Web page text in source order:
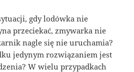
gdy lodówka nie
przeciekać, zmywarka nie
nagle się nie uruchamia?
jedynym rozwiązaniem jest
W wielu przypadkach